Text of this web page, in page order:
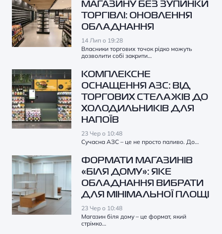
МАГАЗИНУ БЕЗ ЗУПИНКИ
ТОРГІВЛІ: ОНОВЛЕННЯ
ОБЛАДНАННЯ
14 Лип о 19:28
Власники торгових точок рідко можуть
дозволити собі закрити…
КОМПЛЕКСНЕ
ОСНАЩЕННЯ АЗС: ВІД
ТОРГОВИХ СТЕЛАЖІВ ДО
ХОЛОДИЛЬНИКІВ ДЛЯ
НАПОЇВ
23 Чер о 10:48
Сучасна АЗС – це не просто паливо. До…
ФОРМАТИ МАГАЗИНІВ
«БІЛЯ ДОМУ»: ЯКЕ
ОБЛАДНАННЯ ВИБРАТИ
ДЛЯ МІНІМАЛЬНОЇ ПЛОЩІ
23 Чер о 10:48
Магазин біля дому – це формат, який
стрімко…